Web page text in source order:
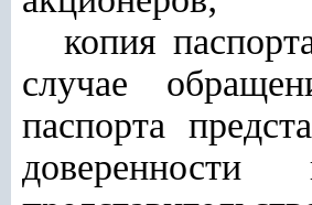
копия
случае
паспорта